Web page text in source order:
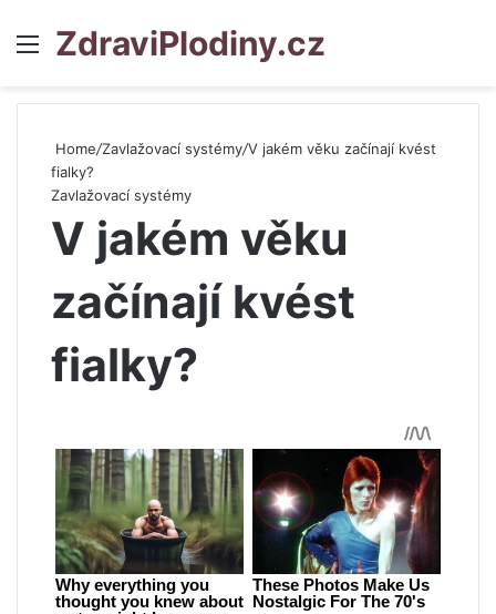
Menu
ZdraviPlodiny.cz
Home/Zavlažovací systémy/V jakém věku začínají kvést
fialky?
Zavlažovací systémy
V jakém věku
začínají kvést
fialky?